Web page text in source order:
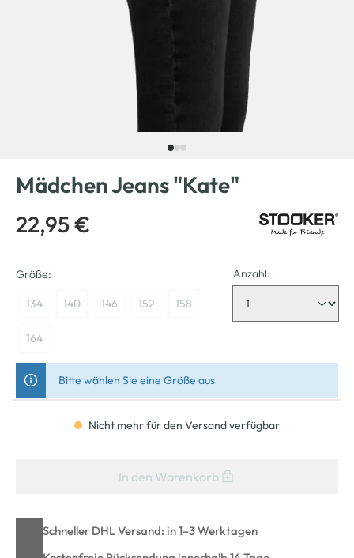
Mädchen Jeans "Kate"
22,95 €
Größe:
134 140 146 152 158
164
Anzahl:
Bitte wählen Sie eine Größe aus
Nicht mehr für den Versand verfügbar
In den Warenkorb
Schneller DHL Versand: in 1–3 Werktagen